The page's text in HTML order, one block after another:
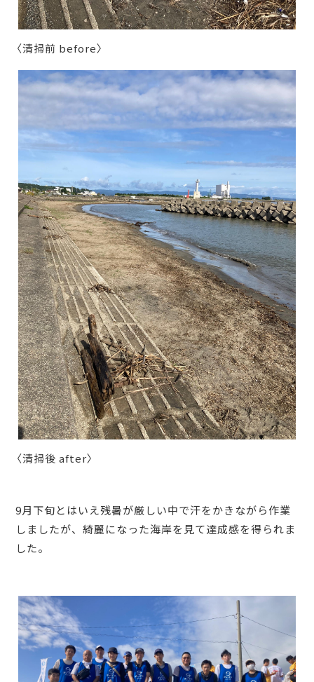
〈清掃前 before〉
〈清掃後 after〉
9月下旬とはいえ残暑が厳しい中で汗をかきながら作業
しましたが、綺麗になった海岸を見て達成感を得られま
した。